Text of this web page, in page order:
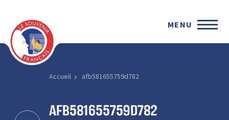
MENU
Accueil afb581655759d782
afb581655759d782